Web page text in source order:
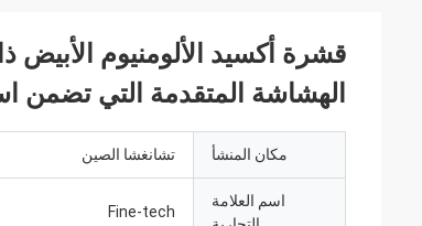
قشرة أكسيد الألومنيوم الأبيض
الهشاشة المتقدمة التي تضمن
مكان المنشأ تشانغشا الصين
اسم العلامة
Fine-tech